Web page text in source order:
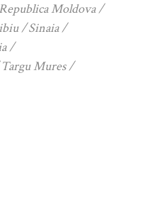
Republica Moldova
Sinaia
Targu Mures